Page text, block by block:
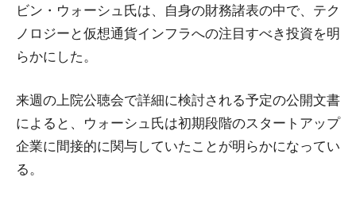
ビン・ウォーシュ氏は、自身の財務諸表の中で、テク
ノロジーと仮想通貨インフラへの注目すべき投資を明
らかにした。
来週の上院公聴会で詳細に検討される予定の公開文書
によると、ウォーシュ氏は初期段階のスタートアップ
企業に間接的に関与していたことが明らかになってい
る。